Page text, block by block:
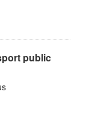
public